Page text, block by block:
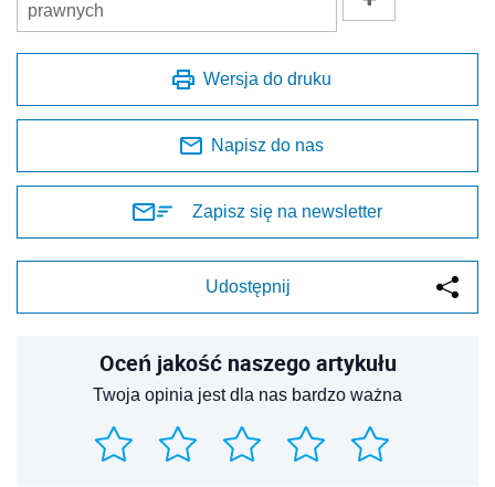
prawnych
Wersja do druku
Napisz do nas
Zapisz się na newsletter
Udostępnij
Oceń jakość naszego artykułu
Twoja opinia jest dla nas bardzo ważna